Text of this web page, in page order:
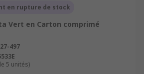
et productif. Investir dans
bureau moderne.
en rupture de stock
Vert en Carton comprimé
497
5 unités)